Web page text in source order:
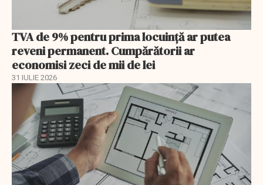
TVA de 9% pentru prima locuință ar putea
reveni permanent. Cumpărătorii ar
economisi zeci de mii de lei
31 IULIE 2026